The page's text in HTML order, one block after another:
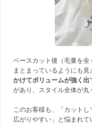
ベースカット後（毛量を全
まとまっているようにも
かけてボリュームが強く出
があり、スタイル全体が丸
このお客様も、「カット
広がりやすい」と悩まれて